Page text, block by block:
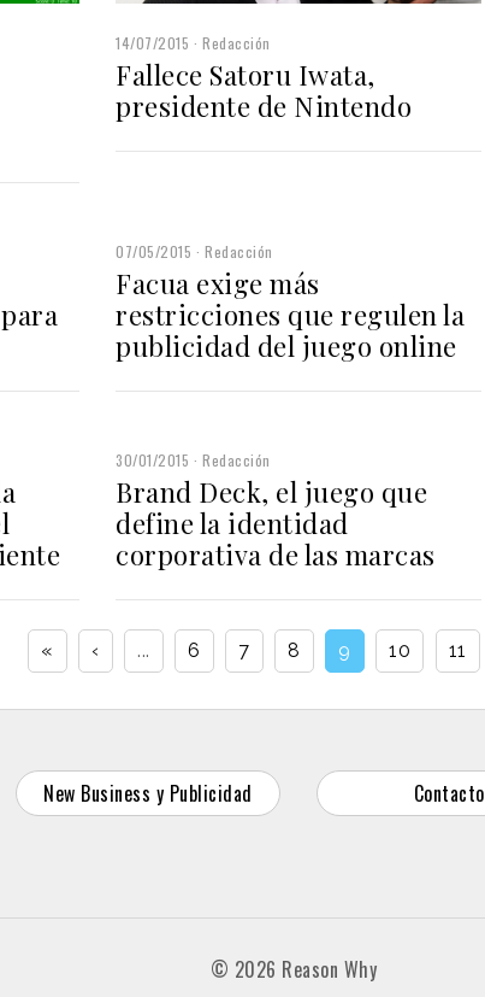
14/07/2015 Redacción
Fallece Satoru Iwata,
presidente de Nintendo
07/05/2015 Redacción
Facua exige más
restricciones que regulen la
publicidad del juego online
30/01/2015 Redacción
Brand Deck, el juego que
define la identidad
corporativa de las marcas
« ‹ ... 6 7 8 9 10 11
New Business y Publicidad Contacto
© 2026 Reason Why